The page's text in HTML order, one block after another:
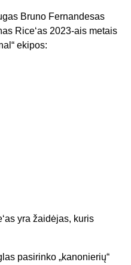
Bruno Fernandesas
Rice‘as 2023-ais metais
ekipos:
yra žaidėjas, kuris
pasirinko „kanonierių“